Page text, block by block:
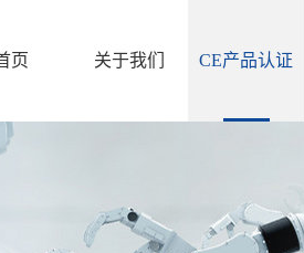
页 关于我们 CE产品认证